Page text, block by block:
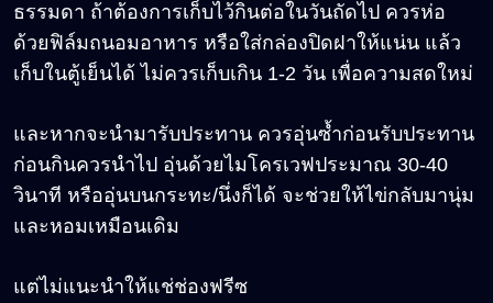
ธรรมดา ถ้าต้องการเก็บไว้กินต่อในวันถัดไป ควรห่อ
ด้วยฟิล์มถนอมอาหาร หรือใส่กล่องปิดฝาให้แน่น แล้ว
เก็บในตู้เย็นได้ ไม่ควรเก็บเกิน 1-2 วัน เพื่อความสดใหม่
และหากจะนำมารับประทาน ควรอุ่นซ้ำก่อนรับประทาน
ก่อนกินควรนำไป อุ่นด้วยไมโครเวฟประมาณ 30-40
วินาที หรืออุ่นบนกระทะ/นึ่งก็ได้ จะช่วยให้ไข่กลับมานุ่ม
และหอมเหมือนเดิม
แต่ไม่แนะนำให้แช่ช่องฟรีซ